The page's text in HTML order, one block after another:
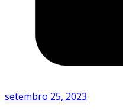
setembro 25, 2023